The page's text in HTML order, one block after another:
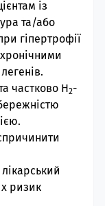
із
та/або
гіпертрофії
частково H2-
ризик